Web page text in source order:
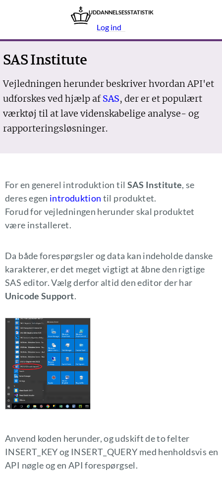
UDDANNELSES­STATISTIK
Log ind
SAS Institute
Vejledningen herunder beskriver hvordan API'et
udforskes ved hjælp afSAS, der er et populært
værktøj til at lave videnskabelige analyse- og
rapporteringsløsninger.
For en generel introduktion til SAS Institute, se
deres egen introduktion til produktet.
Forud for vejledningen herunder skal produktet
være installeret.
Da både forespørgsler og data kan indeholde danske
karakterer, er det meget vigtigt at åbne den rigtige
SAS editor. Vælg derfor altid den editor der har
Unicode Support.
Anvend koden herunder, og udskift de to felter
INSERT_KEY og INSERT_QUERY med henholdsvis en
API nøgle og en API forespørgsel.